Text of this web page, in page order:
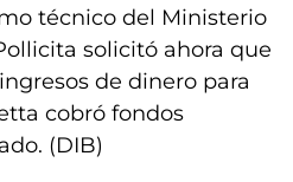
técnico del Ministerio
solicitó ahora que
de dinero para
cobró fondos
(DIB)